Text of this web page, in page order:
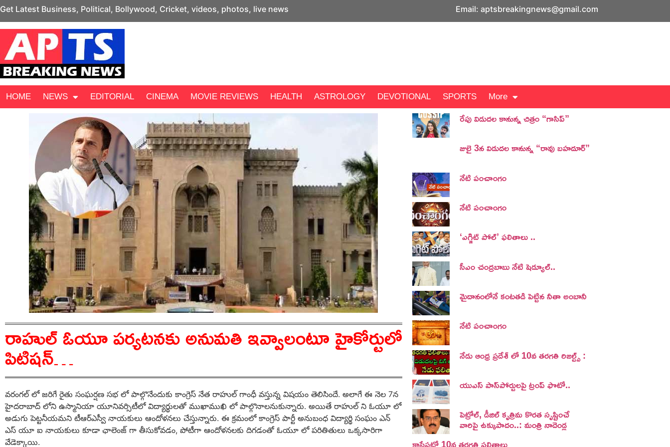
Get Latest Business, Political, Bollywood, Cricket, videos, photos, live news Email: aptsbreakingnews@gmail.com
HOME NEWS EDITORIAL CINEMA MOVIE REVIEWS HEALTH ASTROLOGY DEVOTIONAL SPORTS More
రాహుల్ ఓయూ పర్యటనకు అనుమ‌తి ఇవ్వాలంటూ హైకోర్టులో
పిటిష‌న్…
వరంగల్ లో జరిగే రైతు సంఘర్షణ సభ లో పాల్గొనేందుకు కాంగ్రెస్ నేత రాహుల్ గాంధీ వస్తున్న విష‌యం తెలిసిందే. అలాగే ఈ నెల 7న
హైద‌రాబాద్‌ లోని ఉస్మానియా యూనివర్సిటీలో విద్యార్థుల‌తో ముఖాముఖి లో పాల్గొనాల‌నుకున్నారు. అయితే రాహుల్ ని ఓయూ లో
అడుగు పెట్టనీయమని టీఆర్ఎస్వీ నాయకులు ఆందోళనలు చేస్తున్నారు. ఈ క్రమంలో కాంగ్రెస్ పార్టీ అనుబంధ విద్యార్థి సంఘం ఎన్
ఎస్ యూ ఐ నాయకులు కూడా ఛాలెంజ్ గా తీసుకోవడం, పోటీగా ఆందోళ‌న‌ల‌కు దిగడంతో ఓయూ లో పరితితులు ఒక్కసారిగా
వేడెక్కాయి.
రేపు విడుదల కానున్న చిత్రం “గాసిప్”
జులై 3న విడుదల కానున్న “రావు బహదూర్”
నేటి పంచాంగం
నేటి పంచాంగం
‘ఎగ్జిట్ పోల్’ ఫలితాలు ..
సీఎం చంద్రబాబు నేటి షెడ్యూల్..
మైదానంలోనే కంటతడి పెట్టిన నీతా అంబానీ
నేటి పంచాంగం
నేడు ఆంధ్ర ప్రదేశ్ లో 10వ తరగతి రిజల్ట్స్ :
యుఎస్ పాస్‌పోర్టులపై ట్రంప్‌ ఫొటో..
పెట్రోల్, డీజిల్ కృత్రిమ కొరత సృష్టించే
వారిపై ఉక్కుపాదం..: మంత్రి నాదెండ్ల